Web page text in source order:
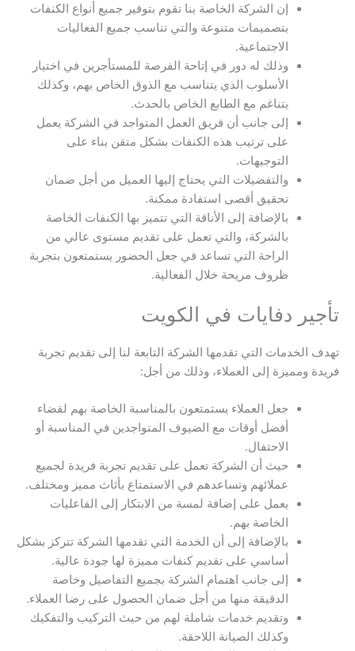
إن الشركة الخاصة بنا تقوم بتوفير جميع أنواع الكنفات
بتصميمات متنوعة والتي تناسب جميع الفعاليات
الاجتماعية.
وذلك له دور في إتاحة الفرصة للمستأجرين في اختيار
الأسلوب الذي يتناسب مع الذوق الخاص بهم، وكذلك
يتناغم مع الطابع الخاص بالحدث.
إلى جانب أن فريق العمل المتواجد في الشركة يعمل
على ترتيب هذه الكنفات بشكل متقن بناء على
التوجيهات.
والتفضيلات التي يحتاج إليها العميل من أجل ضمان
تحقيق أقصى استفادة ممكنة.
بالإضافة إلى الأناقة التي تتميز بها الكنفات الخاصة
بالشركة، والتي تعمل على تقديم مستوى عالي من
الراحة التي تساعد في جعل الحضور يستمتعون بتجربة
ظروف مريحة خلال الفعالية.
تأجير دفايات في الكويت
تهدف الخدمات التي تقدمها الشركة التابعة لنا إلى تقديم تجربة
فريدة ومميزة إلى العملاء، وذلك من أجل:
جعل العملاء يستمتعون بالمناسبة الخاصة بهم لقضاء
أفضل أوقات مع الضيوف المتواجدين في المناسبة أو
الاحتفال.
حيث أن الشركة تعمل على تقديم تجربة فريدة لجميع
عملائهم وتساعدهم في الاستمتاع بأثاث مميز ومختلف.
يعمل على إضافة لمسة من الابتكار إلى الفاعليات
الخاصة بهم.
بالإضافة إلى أن الخدمة التي تقدمها الشركة تتركز بشكل
أساسي على تقديم كنفات مميزة لها جودة عالية.
إلى جانب اهتمام الشركة بجميع التفاصيل وخاصة
الدقيقة منها من أجل ضمان الحصول على رضا العملاء.
وتقديم خدمات شاملة لهم من حيث التركيب والتفكيك
وكذلك الصيانة اللاحقة.